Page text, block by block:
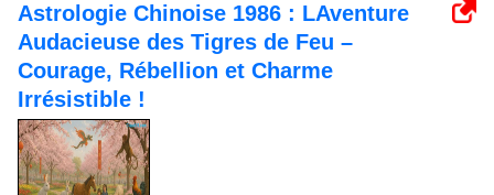
Astrologie Chinoise 1986 : LAventure
Audacieuse des Tigres de Feu –
Courage, Rébellion et Charme
Irrésistible !